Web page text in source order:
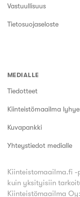
Vastuullisuus
Tietosuojaseloste
MEDIALLE
Tiedotteet
Kiinteistömaailma
Kuvapankki
Yhteystiedot medialle
Kiinteistomaailma.fi
kuin yksityisiin
Kiinteistömaailma